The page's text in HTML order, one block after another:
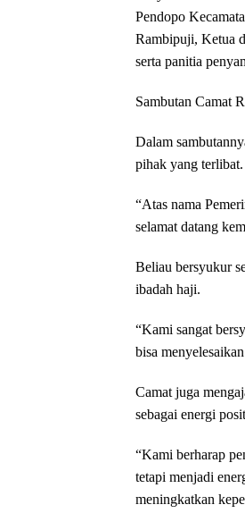
Pendopo
Rambipuji, Ketua
serta panitia
Sambutan Camat
Dalam
pihak yang terlibat.
“Atas nama
selamat datang
Beliau bersyukur
ibadah haji.
“Kami sangat
bisa
Camat juga
sebagai energi
“Kami berharap
tetapi menjadi
meningkatkan